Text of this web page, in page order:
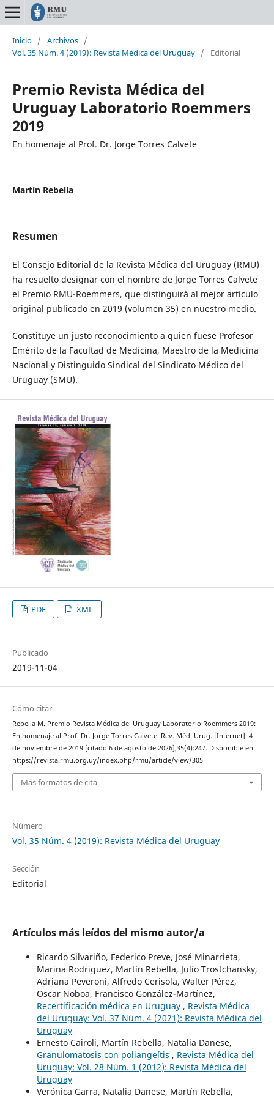
Inicio / Archivos /
Vol. 35 Núm. 4 (2019): Revista Médica del Uruguay / Editorial
Premio Revista Médica del
Uruguay Laboratorio Roemmers
2019
En homenaje al Prof. Dr. Jorge Torres Calvete
Martín Rebella
Resumen
El Consejo Editorial de la Revista Médica del Uruguay (RMU)
ha resuelto designar con el nombre de Jorge Torres Calvete
el Premio RMU-Roemmers, que distinguirá al mejor artículo
original publicado en 2019 (volumen 35) en nuestro medio.
Constituye un justo reconocimiento a quien fuese Profesor
Emérito de la Facultad de Medicina, Maestro de la Medicina
Nacional y Distinguido Sindical del Sindicato Médico del
Uruguay (SMU).
PDF XML
Publicado
2019-11-04
Cómo citar
Rebella M. Premio Revista Médica del Uruguay Laboratorio Roemmers 2019:
En homenaje al Prof. Dr. Jorge Torres Calvete. Rev. Méd. Urug. [Internet]. 4
de noviembre de 2019 [citado 6 de agosto de 2026];35(4):247. Disponible en:
https://revista.rmu.org.uy/index.php/rmu/article/view/305
Más formatos de cita
Número
Vol. 35 Núm. 4 (2019): Revista Médica del Uruguay
Sección
Editorial
Artículos más leídos del mismo autor/a
Ricardo Silvariño, Federico Preve, José Minarrieta,
Marina Rodriguez, Martín Rebella, Julio Trostchansky,
Adriana Peveroni, Alfredo Cerisola, Walter Pérez,
Oscar Noboa, Francisco González-Martínez,
Recertificación médica en Uruguay , Revista Médica
del Uruguay: Vol. 37 Núm. 4 (2021): Revista Médica del
Uruguay
Ernesto Cairoli, Martín Rebella, Natalia Danese,
Granulomatosis con poliangeítis , Revista Médica del
Uruguay: Vol. 28 Núm. 1 (2012): Revista Médica del
Uruguay
Verónica Garra, Natalia Danese, Martín Rebella,